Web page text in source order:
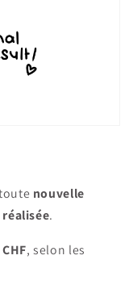
nouvelle
.
, selon les